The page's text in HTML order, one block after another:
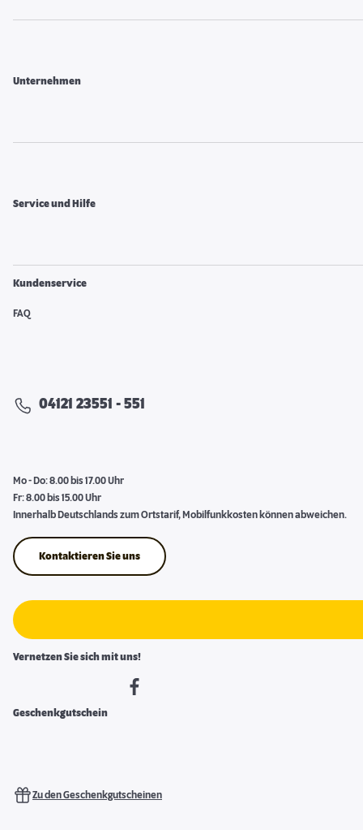
Unternehmen
Service und Hilfe
Kundenservice
FAQ
04121 23551 - 551
Mo - Do: 8.00 bis 17.00 Uhr
Fr: 8.00 bis 15.00 Uhr
Innerhalb Deutschlands zum Ortstarif, Mobilfunkkosten können abweichen.
Kontaktieren Sie uns
Vernetzen Sie sich mit uns!
Geschenkgutschein
Zu den Geschenkgutscheinen